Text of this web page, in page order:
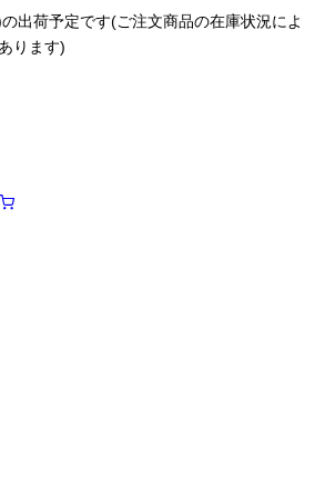
出荷予定です(ご注文商品の在庫状況によ
ります)